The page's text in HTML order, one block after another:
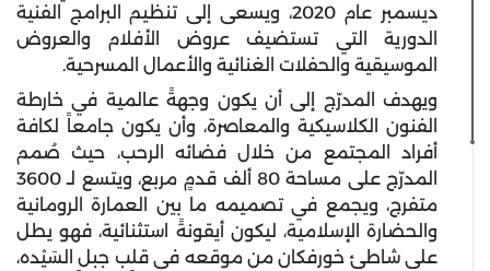
ديسمبر عام 2020، ويسعى إلى تنظيم البرامج الفنية
الدورية التي تستضيف عروض الأفلام والعروض
الموسيقية والحفلات الغنائية والأعمال المسرحية.
ويهدف المدرّج إلى أن يكون وجهةً عالمية في خارطة
الفنون الكلاسيكية والمعاصرة، وأن يكون جامعاً لكافة
أفراد المجتمع من خلال فضائه الرحب، حيث صُمم
المدرّج على مساحة 80 ألف قدمٍ مربع، ويتسع لـ 3600
متفرج، ويجمع في تصميمه ما بين العمارة الرومانية
والحضارة الإسلامية، ليكون أيقونةً استثنائية، فهو يطل
على شاطئ خورفكان من موقعه في قلب جبل السَيْده،